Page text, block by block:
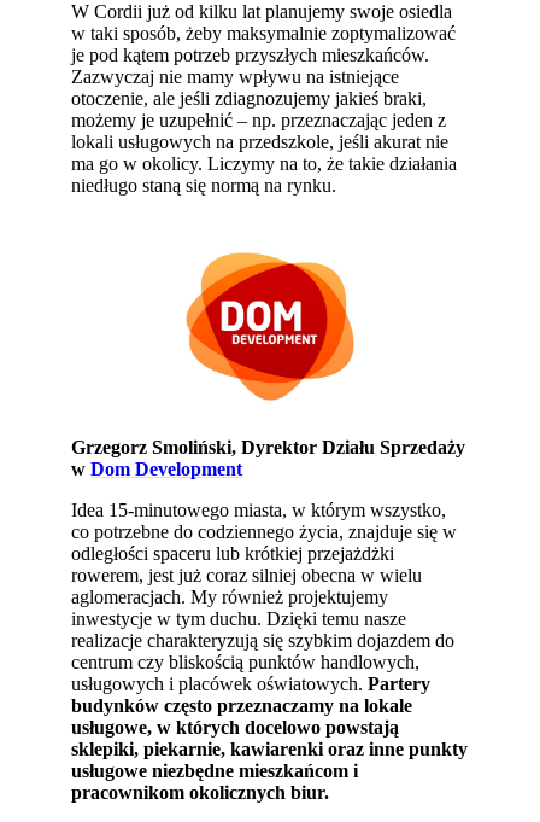
W Cordii już od kilku lat planujemy swoje osiedla
w taki sposób, żeby maksymalnie zoptymalizować
je pod kątem potrzeb przyszłych mieszkańców.
Zazwyczaj nie mamy wpływu na istniejące
otoczenie, ale jeśli zdiagnozujemy jakieś braki,
możemy je uzupełnić – np. przeznaczając jeden z
lokali usługowych na przedszkole, jeśli akurat nie
ma go w okolicy. Liczymy na to, że takie działania
niedługo staną się normą na rynku.
Grzegorz Smoliński, Dyrektor Działu Sprzedaży
wDom Development
Idea 15-minutowego miasta, w którym wszystko,
co potrzebne do codziennego życia, znajduje się w
odległości spaceru lub krótkiej przejażdżki
rowerem, jest już coraz silniej obecna w wielu
aglomeracjach. My również projektujemy
inwestycje w tym duchu. Dzięki temu nasze
realizacje charakteryzują się szybkim dojazdem do
centrum czy bliskością punktów handlowych,
usługowych i placówek oświatowych.Partery
budynków często przeznaczamy na lokale
usługowe, w których docelowo powstają
sklepiki, piekarnie, kawiarenki oraz inne punkty
usługowe niezbędne mieszkańcom i
pracownikom okolicznych biur.